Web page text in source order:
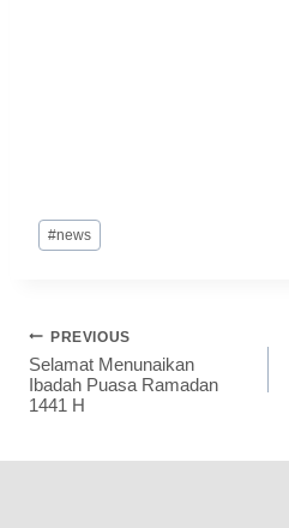
#news
PREVIOUS
Selamat Menunaikan
Ibadah Puasa Ramadan
1441 H